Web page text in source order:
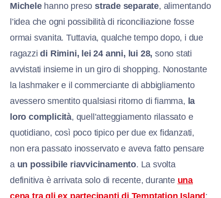
Michelehanno presostrade separate, alimentando
l’idea che ogni possibilità di riconciliazione fosse
ormai svanita. Tuttavia, qualche tempo dopo, i due
ragazzidi Rimini, lei 24 anni, lui 28, sono stati
avvistati insieme in un giro di shopping. Nonostante
la lashmaker e il commerciante di abbigliamento
avessero smentito qualsiasi ritorno di fiamma, la
loro complicità, quell’atteggiamento rilassato e
quotidiano, così poco tipico per due ex fidanzati,
non era passato inosservato e aveva fatto pensare
a un possibile riavvicinamento. La svolta
definitiva è arrivata solo di recente, durante una
cena tra gli ex partecipanti di Temptation Island: